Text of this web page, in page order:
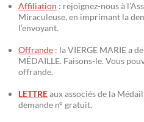
Affiliation : rejoignez-nous à
Miraculeuse, en imprimant la
l’envoyant.
Offrande : la VIERGE MARIE a
MÉDAILLE. Faisons-le. Vous
offrande.
LETTREaux associés de la
demande n° gratuit.